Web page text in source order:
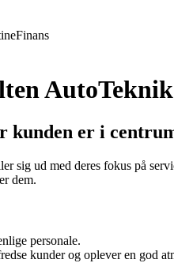
Finans
kunden er i
ud med deres fokus på
dem.
personale.
kunder og oplever en god